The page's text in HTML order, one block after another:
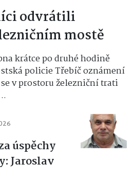
odvrátili
mostě
krátce po druhé hodině
policie Třebíč oznámení
v prostoru železniční trati
úspěchy
Jaroslav